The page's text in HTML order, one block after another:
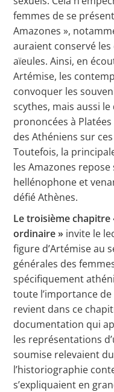
femmes de se
Amazones »,
auraient conservé
aïeules. Ainsi, en
Artémise, les
convoquer les
scythes, mais aussi
prononcées à
des Athéniens sur
Toutefois, la
les Amazones
hellénophone et
défié Athènes.
Le troisième
ordinaire » invite le
figure d’Artémise au
générales des
spécifiquement
toute l’importance
revient dans ce
documentation qui
les représentations
soumise relevaient
l’historiographie
s’expliquaient en